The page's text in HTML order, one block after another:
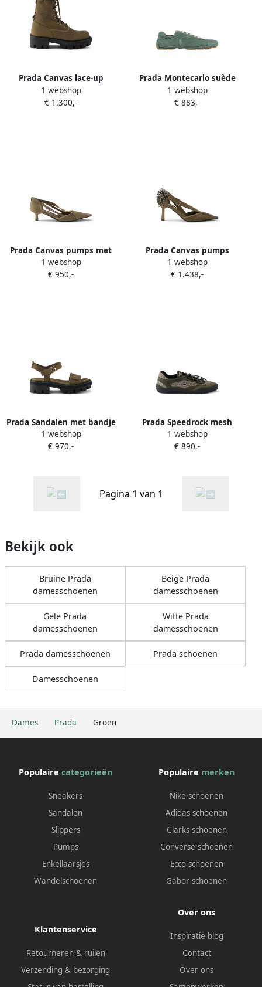
Dames Prada Groen
Prada Canvas lace-up
enkellaarzen Groen
1 webshop
€ 1.300,-
Prada Montecarlo suède
sneakers Groen
1 webshop
€ 883,-
Prada Canvas pumps met
puntige neus Groen
1 webshop
€ 950,-
Prada Canvas pumps
verfraaid met kristallen
Groen
1 webshop
€ 1.438,-
Prada Sandalen met bandje
en gesp Groen
1 webshop
€ 970,-
Prada Speedrock mesh
sneakers Groen
1 webshop
€ 890,-
Pagina 1 van 1
Bekijk ook
Bruine Prada
damesschoenen
Beige Prada
damesschoenen
Gele Prada
damesschoenen
Witte Prada
damesschoenen
Prada damesschoenen Prada schoenen
Damesschoenen
Populaire categorieën
Sneakers
Sandalen
Slippers
Pumps
Enkellaarsjes
Wandelschoenen
Populaire merken
Nike schoenen
Adidas schoenen
Clarks schoenen
Converse schoenen
Ecco schoenen
Gabor schoenen
Klantenservice
Retourneren & ruilen
Verzending & bezorging
Over ons
Inspiratie blog
Contact
Over ons